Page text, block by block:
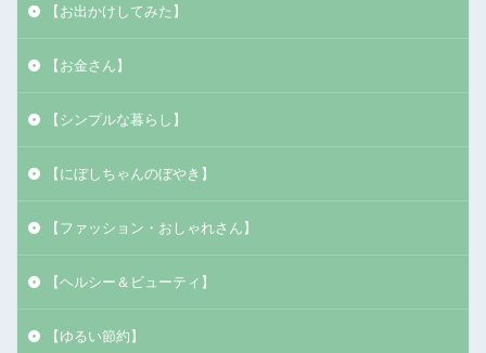
【お出かけしてみた】
【お金さん】
【シンプルな暮らし】
【にぼしちゃんのぼやき】
【ファッション・おしゃれさん】
【ヘルシー＆ビューティ】
【ゆるい節約】